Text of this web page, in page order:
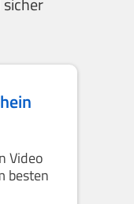
Video
besten